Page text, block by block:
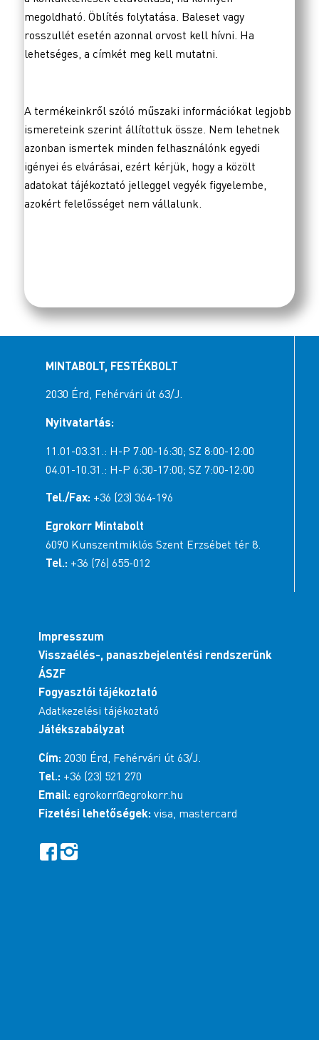
megoldható. Öblítés folytatása. Baleset vagy
rosszullét esetén azonnal orvost kell hívni. Ha
lehetséges, a címkét meg kell mutatni.
A termékeinkről szóló műszaki információkat legjobb
ismereteink szerint állítottuk össze. Nem lehetnek
azonban ismertek minden felhasználónk egyedi
igényei és elvárásai, ezért kérjük, hogy a közölt
adatokat tájékoztató jelleggel vegyék figyelembe,
azokért felelősséget nem vállalunk.
MINTABOLT, FESTÉKBOLT
2030 Érd, Fehérvári út 63/J.
Nyitvatartás:
11.01-03.31.: H-P 7:00-16:30; SZ 8:00-12:00
04.01-10.31.: H-P 6:30-17:00; SZ 7:00-12:00
Tel./Fax: +36 (23) 364-196
Egrokorr Mintabolt
6090 Kunszentmiklós Szent Erzsébet tér 8.
Tel.: +36 (76) 655-012
Impresszum
Visszaélés-, panaszbejelentési rendszerünk
ÁSZF
Fogyasztói tájékoztató
Adatkezelési tájékoztató
Játékszabályzat
Cím: 2030 Érd, Fehérvári út 63/J.
Tel.: +36 (23) 521 270
Email: egrokorr@egrokorr.hu
Fizetési lehetőségek: visa, mastercard